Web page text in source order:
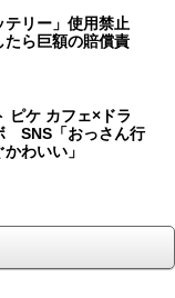
テリー」使用禁止
たら巨額の賠償責
ピケ カフェ×ドラ
SNS「おっさん行
わいい」